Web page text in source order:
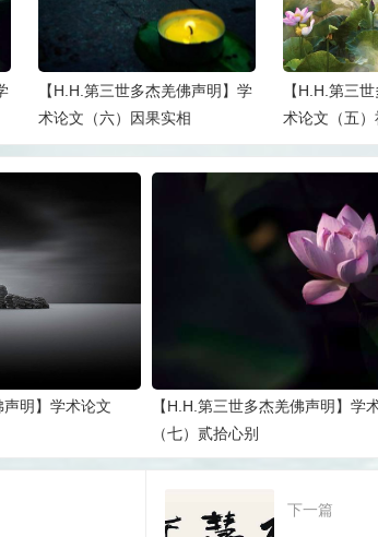
【H.H.第三世多杰羌佛声明】学
术论文（五）社会能力
【H.H.第三
术论文（四）
声明】学术论文
【H.H.第三世多杰羌佛声明】学
（七）贰拾心别
下一篇